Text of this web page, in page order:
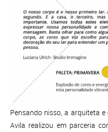
Pensando nisso, a arquiteta
Avila realizou em parceria